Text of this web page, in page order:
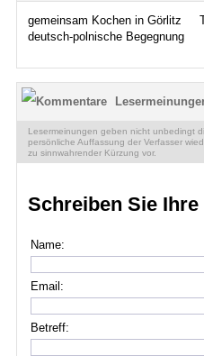
gemeinsam Kochen in Görlitz
deutsch-polnische Begegnung
Lesermeinungen geben nicht unbedingt
persönliche Auffassung der Verfasser
zu sinnwahrender Kürzung vor.
Schreiben Sie Ihre
Name:
Email:
Betreff: